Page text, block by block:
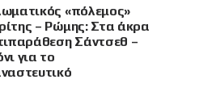
«πόλεμος»
– Ρώμης: Στα άκρα
Σάντσεθ –
για το